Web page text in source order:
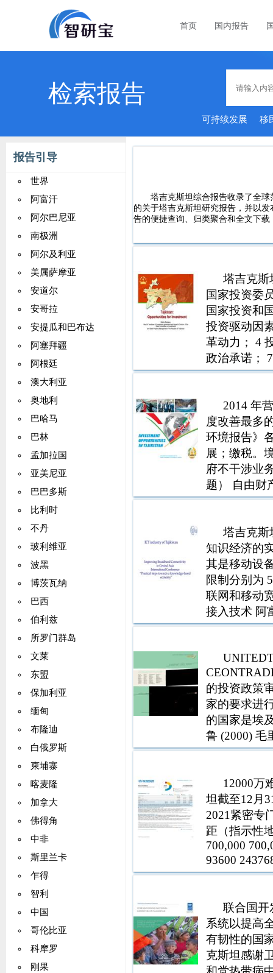
首页 国内报告
检索报告
可持续发展 移
报告引导
世界
阿富汗
阿尔巴尼亚
南极洲
阿尔及利亚
美属萨摩亚
安道尔
安哥拉
安提瓜和巴布达
阿塞拜疆
阿根廷
澳大利亚
奥地利
巴哈马
巴林
孟加拉国
亚美尼亚
巴巴多斯
比利时
不丹
玻利维亚
波黑
博茨瓦纳
巴西
伯利兹
所罗门群岛
文莱
东盟
保加利亚
缅甸
布隆迪
白俄罗斯
柬埔寨
喀麦隆
加拿大
佛得角
中非
斯里兰卡
乍得
智利
中国
哥伦比亚
科摩罗
刚果
塔吉克斯坦综合报告收录了全
的关于塔吉克斯坦研究报告，并以
告的便捷查询、归类聚合和全文下
塔吉克斯
国家投资委
国家投资和
投资驱动因
革动力； 4
政治承诺；
长度约430
2014 年
度改善最多
环境报告》
展；缴税。
府不干涉业
题） 自由财
利 免税 2 年
塔吉克斯
知识经济的
其是移动设
限制分别为
联网和移动
接入技术 阿
斯坦 塔吉克
的投资政策
家的要求进
的国家是埃
鲁 (2000) 毛
桑尼亚联合
12000万
坦截至12月
2021紧密专
距（指示性
700,000
93600
联合基金的
联合国开
系统以提高
有韧性的国
克斯坦感谢